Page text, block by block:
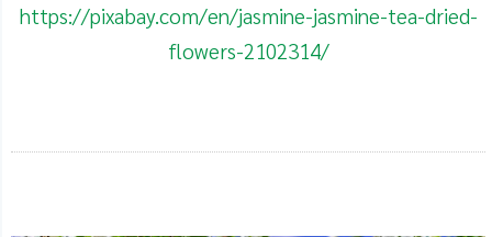
https://pixabay.com/en/jasmine-jasmine-tea-dried-
flowers-2102314/